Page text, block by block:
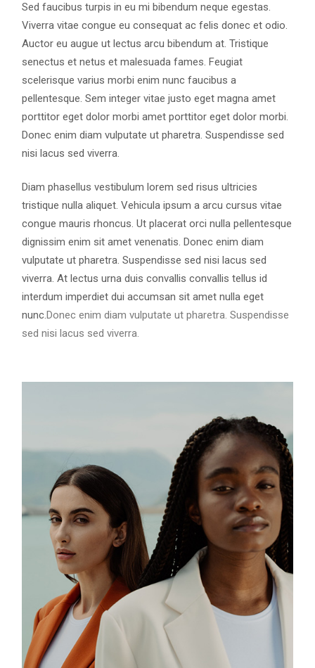
Sed faucibus turpis in eu mi bibendum neque egestas.
Viverra vitae congue eu consequat ac felis donec et odio.
Auctor eu augue ut lectus arcu bibendum at. Tristique
senectus et netus et malesuada fames. Feugiat
scelerisque varius morbi enim nunc faucibus a
pellentesque. Sem integer vitae justo eget magna amet
porttitor eget dolor morbi amet porttitor eget dolor morbi.
Donec enim diam vulputate ut pharetra. Suspendisse sed
nisi lacus sed viverra.
Diam phasellus vestibulum lorem sed risus ultricies
tristique nulla aliquet. Vehicula ipsum a arcu cursus vitae
congue mauris rhoncus. Ut placerat orci nulla pellentesque
dignissim enim sit amet venenatis. Donec enim diam
vulputate ut pharetra. Suspendisse sed nisi lacus sed
viverra. At lectus urna duis convallis convallis tellus id
interdum imperdiet dui accumsan sit amet nulla eget
nunc.Donec enim diam vulputate ut pharetra. Suspendisse
sed nisi lacus sed viverra.